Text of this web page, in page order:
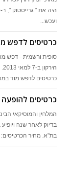
ועכש...
כרטיסים לדפש
סופית ורשמית - דפש
כרטיסים לדפש מוד במאי 2013, בכתבה
כרטיסים להופעה
בת"א. מחיר